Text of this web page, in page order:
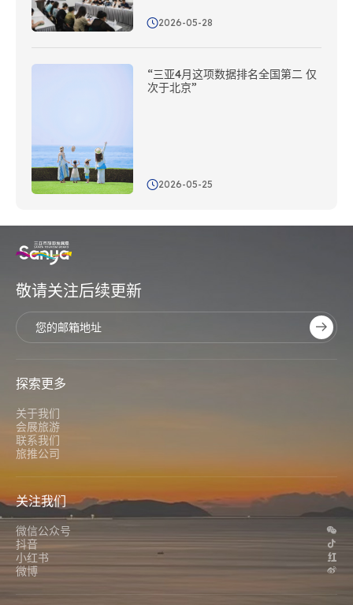
2026-05-28
“三亚4月这项数据排名全国第二 仅
次于北京”
2026-05-25
敬请关注后续更新
探索更多
关于我们
会展旅游
联系我们
旅推公司
关注我们
微信公众号
抖音
小红书
微博